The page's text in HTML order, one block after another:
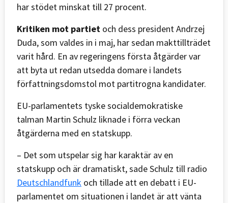
har stödet minskat till 27 procent.
Kritiken mot partiet och dess president Andrzej
Duda, som valdes in i maj, har sedan makttillträdet
varit hård. En av regeringens första åtgärder var
att byta ut redan utsedda domare i landets
författningsdomstol mot partitrogna kandidater.
EU-parlamentets tyske socialdemokratiske
talman Martin Schulz liknade i förra veckan
åtgärderna med en statskupp.
– Det som utspelar sig har karaktär av en
statskupp och är dramatiskt, sade Schulz till radio
Deutschlandfunk och tillade att en debatt i EU-
parlamentet om situationen i landet är att vänta